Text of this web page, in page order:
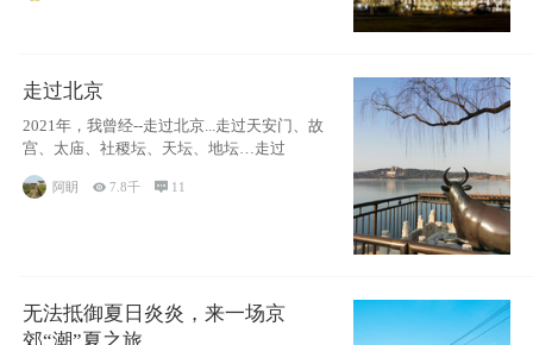
走过北京
2021年，我曾经--走过北京...走过天安门、故
宫、太庙、社稷坛、天坛、地坛…走过
阿眀 7.8千  11
无法抵御夏日炎炎，来一场京